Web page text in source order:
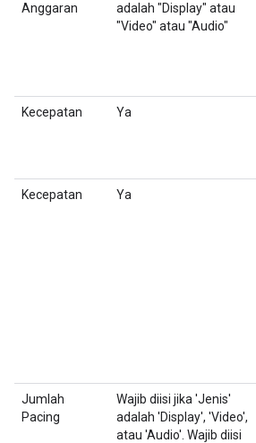
Anggaran
adalah "Display" atau
"Video" atau "Audio"
Kecepatan Ya
Kecepatan Ya
Jumlah
Pacing
Wajib diisi jika 'Jenis'
adalah 'Display', 'Video',
atau 'Audio'. Wajib diisi